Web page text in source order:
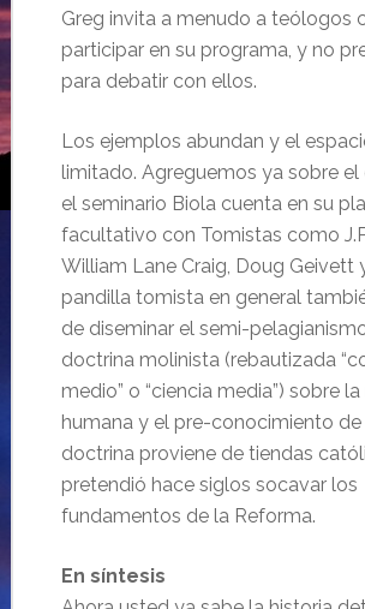
Greg invita a menudo a teólogos
participar en su programa, y no
para debatir con ellos.
Los ejemplos abundan y el
limitado. Agreguemos ya sobre el
el seminario Biola cuenta en su
facultativo con Tomistas como
William Lane Craig, Doug Geivett
pandilla tomista en general
de diseminar el semi-
doctrina molinista (rebautizada
medio” o “ciencia media”) sobre
humana y el pre-conocimiento de
doctrina proviene de tiendas
pretendió hace siglos socavar los
fundamentos de la Reforma.
En síntesis